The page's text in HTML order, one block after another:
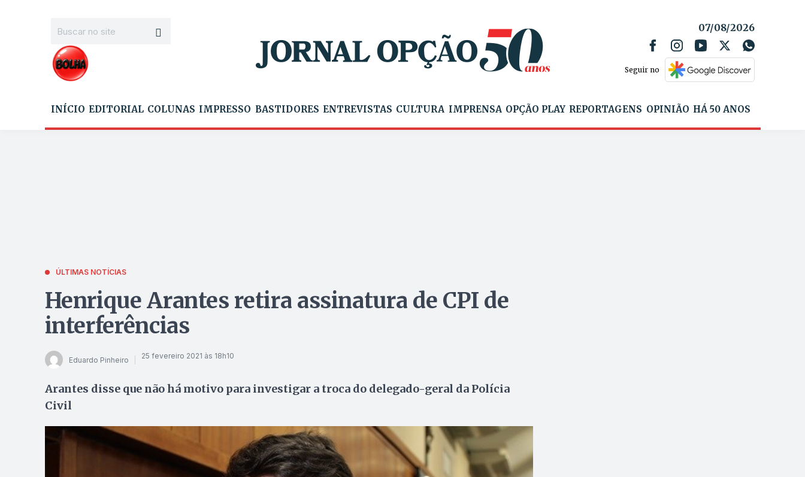
07/08/2026
Seguir no
INÍCIO EDITORIAL COLUNAS IMPRESSO BASTIDORES ENTREVISTAS CULTURA IMPRENSA OPÇÃO PLAY REPORTAGENS OPINIÃO HÁ 50 ANOS
ÚLTIMAS NOTÍCIAS
Henrique Arantes retira assinatura de CPI de
interferências
Eduardo Pinheiro 25 fevereiro 2021 às 18h10
Arantes disse que não há motivo para investigar a troca do delegado-geral da Polícia
Civil